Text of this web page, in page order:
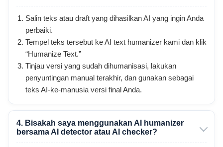
Salin teks atau draft yang dihasilkan AI yang ingin Anda
perbaiki.
Tempel teks tersebut ke AI text humanizer kami dan klik
“Humanize Text.”
Tinjau versi yang sudah dihumanisasi, lakukan
penyuntingan manual terakhir, dan gunakan sebagai
teks AI-ke-manusia versi final Anda.
4. Bisakah saya menggunakan AI humanizer
bersama AI detector atau AI checker?